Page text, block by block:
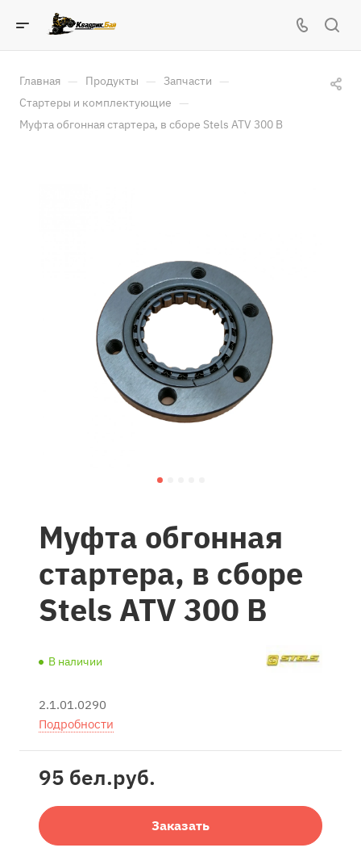
Главная — Продукты — Запчасти —
Стартеры и комплектующие —
Муфта обгонная стартера, в сборе Stels ATV 300 B
Муфта обгонная
стартера, в сборе
Stels ATV 300 B
В наличии
2.1.01.0290
Подробности
95 бел.руб.
Заказать